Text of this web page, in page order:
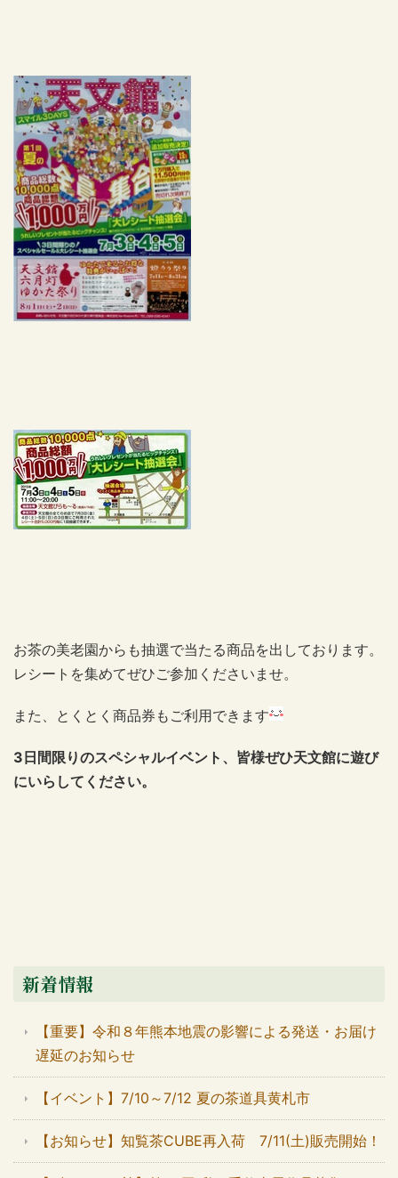
お茶の美老園からも抽選で当たる商品を出しております。
レシートを集めてぜひご参加くださいませ。
また、とくとく商品券もご利用できます
3日間限りのスペシャルイベント、皆様ぜひ天文館に遊び
にいらしてください。
新着情報
【重要】令和８年熊本地震の影響による発送・お届け
遅延のお知らせ
【イベント】7/10～7/12 夏の茶道具黄札市
【お知らせ】知覧茶CUBE再入荷 7/11(土)販売開始！